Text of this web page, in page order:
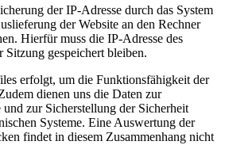
der IP-Adresse durch das System
der Website an den Rechner
Hierfür muss die IP-Adresse des
gespeichert bleiben.
erfolgt, um die Funktionsfähigkeit der
dienen uns die Daten zur
zur Sicherstellung der Sicherheit
Systeme. Eine Auswertung der
findet in diesem Zusammenhang nicht